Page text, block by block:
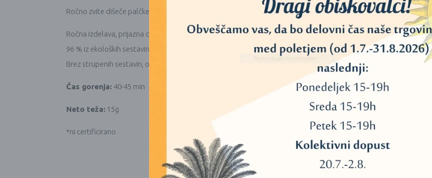
Ročno zvite dišeče palčke so skrbno pripravljene iz naravnega lesnega prahu in izvlečkov zeliščnih eteričnih olj.
Ročna izdelava, prijazna do okolja.
96 % iz ekoloških sestavin*
Brez strupenih sestavin, otroškega dela in živalskih stranskih proizvodov.
Čas gorenja: 40-45 min
Neto teža: 15g
*ni certificirano